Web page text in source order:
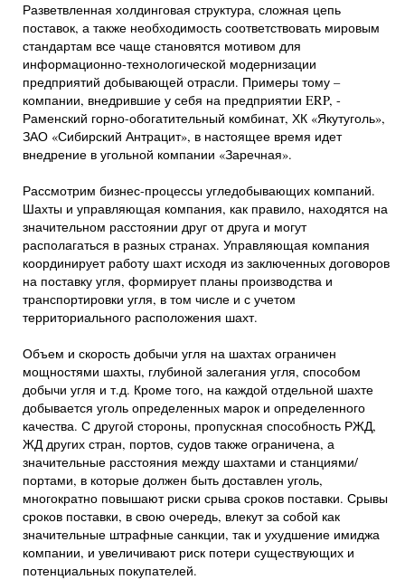
Разветвленная холдинговая структура, сложная цепь
поставок, а также необходимость соответствовать мировым
стандартам все чаще становятся мотивом для
информационно-технологической модернизации
предприятий добывающей отрасли. Примеры тому –
компании, внедрившие у себя на предприятии ERP, -
Раменский горно-обогатительный комбинат, ХК «Якутуголь»,
ЗАО «Сибирский Антрацит», в настоящее время идет
внедрение в угольной компании «Заречная».
Рассмотрим бизнес-процессы угледобывающих компаний.
Шахты и управляющая компания, как правило, находятся на
значительном расстоянии друг от друга и могут
располагаться в разных странах. Управляющая компания
координирует работу шахт исходя из заключенных договоров
на поставку угля, формирует планы производства и
транспортировки угля, в том числе и с учетом
территориального расположения шахт.
Объем и скорость добычи угля на шахтах ограничен
мощностями шахты, глубиной залегания угля, способом
добычи угля и т.д. Кроме того, на каждой отдельной шахте
добывается уголь определенных марок и определенного
качества. С другой стороны, пропускная способность РЖД,
ЖД других стран, портов, судов также ограничена, а
значительные расстояния между шахтами и станциями/
портами, в которые должен быть доставлен уголь,
многократно повышают риски срыва сроков поставки. Срывы
сроков поставки, в свою очередь, влекут за собой как
значительные штрафные санкции, так и ухудшение имиджа
компании, и увеличивают риск потери существующих и
потенциальных покупателей.